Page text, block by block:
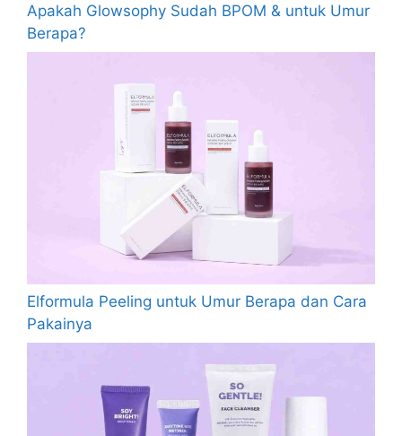
Apakah Glowsophy Sudah BPOM & untuk Umur
Berapa?
Elformula Peeling untuk Umur Berapa dan Cara
Pakainya